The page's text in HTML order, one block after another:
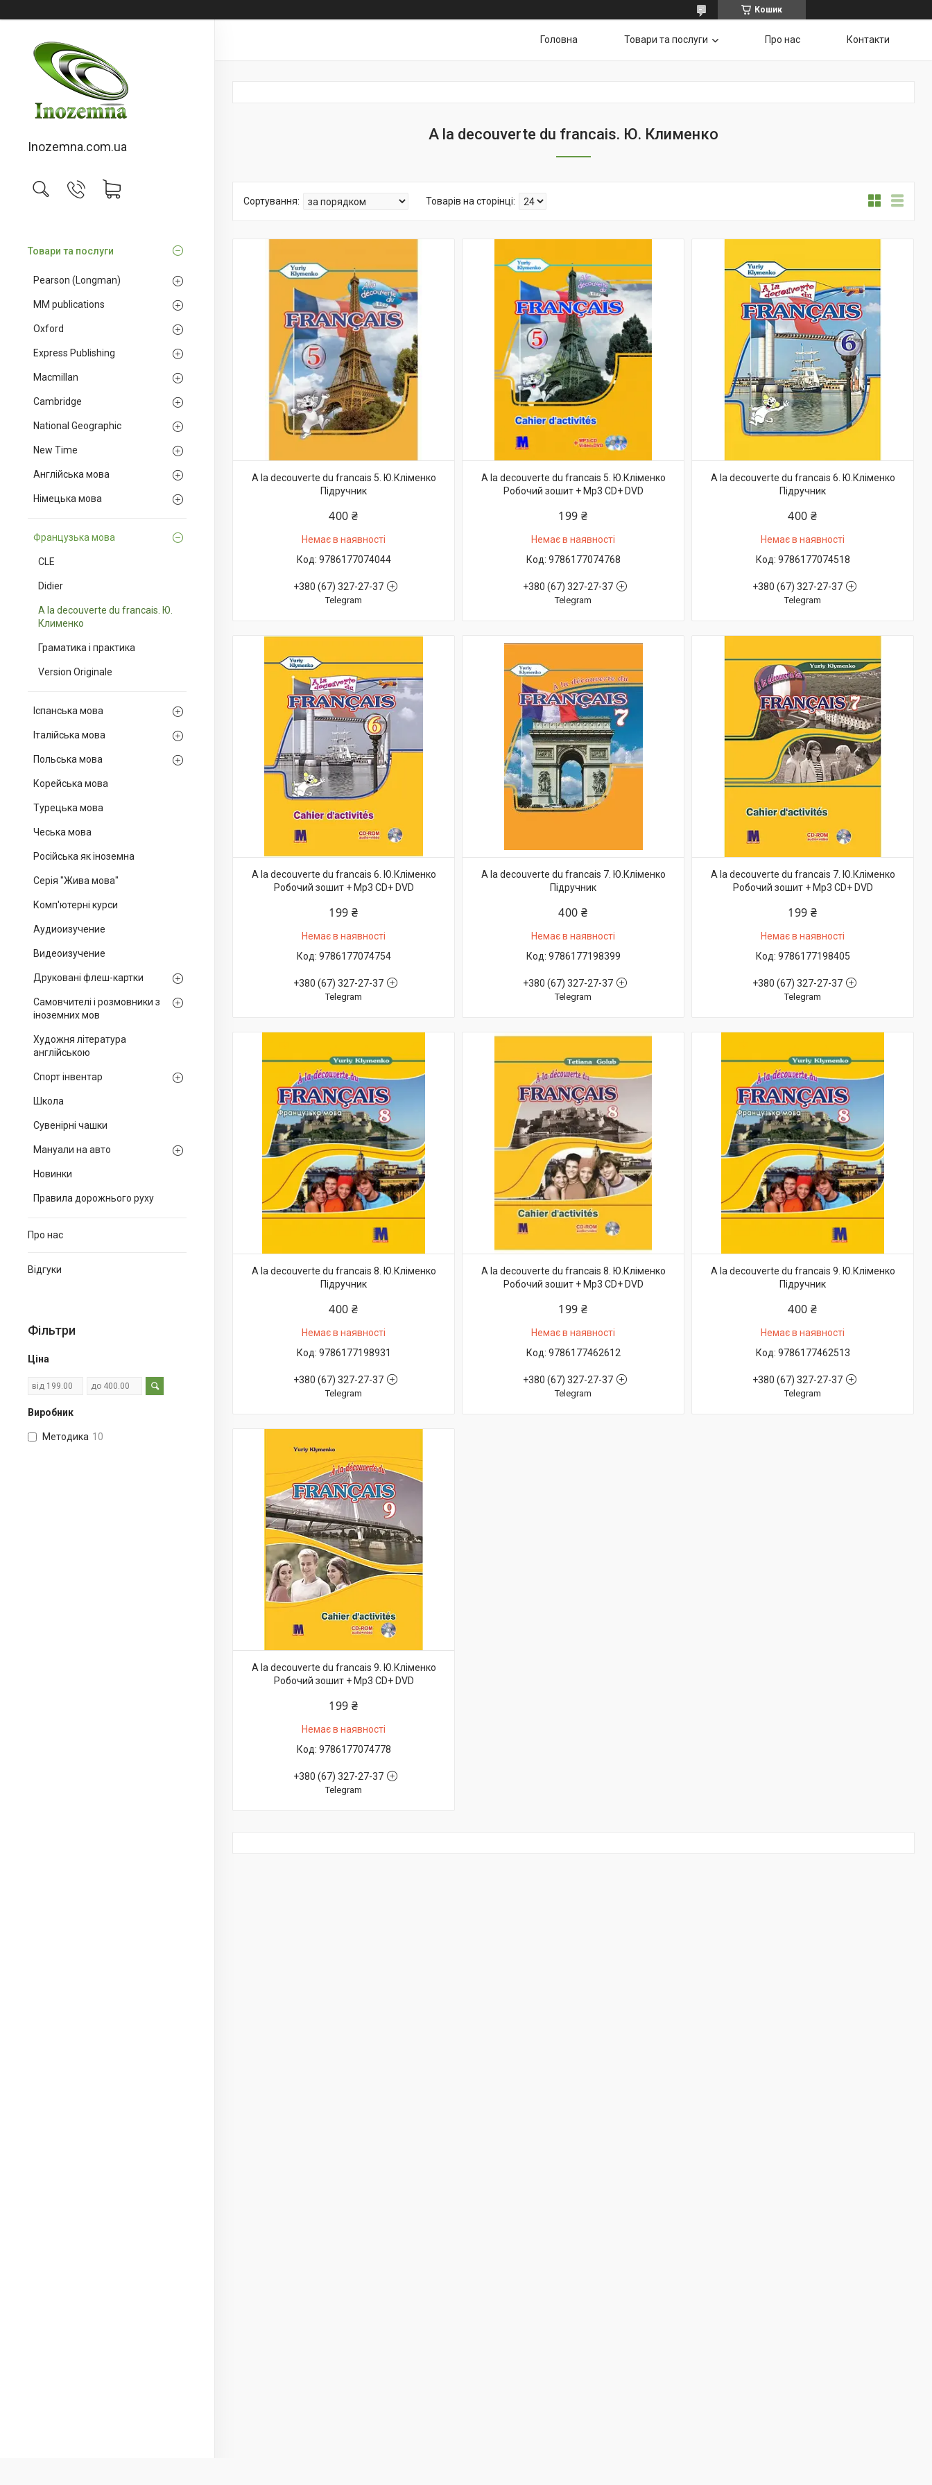
Кошик
Inozemna.com.ua
Товари та послуги
Pearson (Longman)
MM publications
Oxford
Express Publishing
Macmillan
Cambridge
National Geographic
New Time
Англійська мова
Німецька мова
Французька мова
CLE
Didier
A la decouverte du francais. Ю.
Клименко
Граматика і практика
Version Originale
Іспанська мова
Італійська мова
Польська мова
Корейська мова
Турецька мова
Чеська мова
Російська як іноземна
Серія "Жива мова"
Комп'ютерні курси
Аудиоизучение
Видеоизучение
Друковані флеш-картки
Самовчителі і розмовники з
іноземних мов
Художня література
англійською
Спорт інвентар
Школа
Сувенірні чашки
Мануали на авто
Новинки
Правила дорожнього руху
Про нас
Відгуки
Фільтри
Ціна
Виробник
Методика 10
Головна Товари та послуги Про нас Контакти
A la decouverte du francais. Ю. Клименко
A la decouverte du francais 5. Ю.Кліменко
Підручник
400 ₴
Немає в наявності
9786177074044
+380 (67) 327-27-37
Telegram
A la decouverte du francais 5. Ю.Кліменко
Робочий зошит + Mp3 CD+ DVD
199 ₴
Немає в наявності
9786177074768
+380 (67) 327-27-37
Telegram
A la decouverte du francais 6. Ю.Кліменко
Підручник
400 ₴
Немає в наявності
9786177074518
+380 (67) 327-27-37
Telegram
A la decouverte du francais 6. Ю.Кліменко
Робочий зошит + Mp3 CD+ DVD
199 ₴
Немає в наявності
9786177074754
+380 (67) 327-27-37
Telegram
A la decouverte du francais 7. Ю.Кліменко
Підручник
400 ₴
Немає в наявності
9786177198399
+380 (67) 327-27-37
Telegram
A la decouverte du francais 7. Ю.Кліменко
Робочий зошит + Mp3 CD+ DVD
199 ₴
Немає в наявності
9786177198405
+380 (67) 327-27-37
Telegram
A la decouverte du francais 8. Ю.Кліменко
Підручник
400 ₴
Немає в наявності
9786177198931
+380 (67) 327-27-37
Telegram
A la decouverte du francais 8. Ю.Кліменко
Робочий зошит + Mp3 CD+ DVD
199 ₴
Немає в наявності
9786177462612
+380 (67) 327-27-37
Telegram
A la decouverte du francais 9. Ю.Кліменко
Підручник
400 ₴
Немає в наявності
9786177462513
+380 (67) 327-27-37
Telegram
A la decouverte du francais 9. Ю.Кліменко
Робочий зошит + Mp3 CD+ DVD
199 ₴
Немає в наявності
9786177074778
+380 (67) 327-27-37
Telegram